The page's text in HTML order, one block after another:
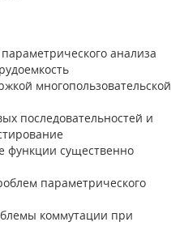
анализа
многопользовательской
последовательностей и
существенно
параметрического
коммутации при